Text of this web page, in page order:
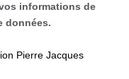
informations de
données.
Pierre Jacques